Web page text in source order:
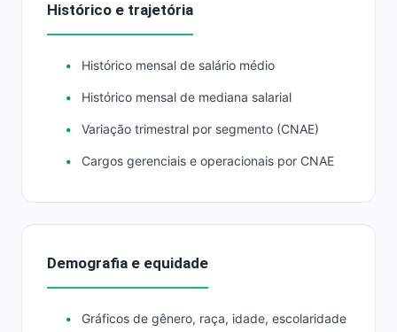
Histórico e trajetória
Histórico mensal de salário médio
Histórico mensal de mediana salarial
Variação trimestral por segmento (CNAE)
Cargos gerenciais e operacionais por CNAE
Demografia e equidade
Gráficos de gênero, raça, idade, escolaridade